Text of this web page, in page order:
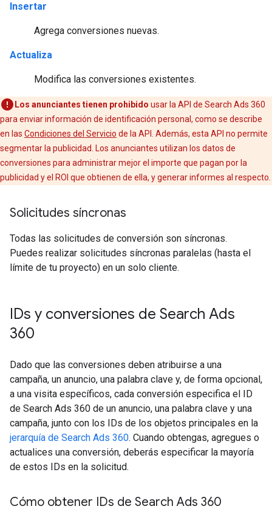
Insertar
Agrega conversiones nuevas.
Actualiza
Modifica las conversiones existentes.
Los anunciantes tienen prohibido usar la API de Search Ads 360
para enviar información de identificación personal, como se describe
en las Condiciones del Servicio de la API. Además, esta API no permite
segmentar la publicidad. Los anunciantes utilizan los datos de
conversiones para administrar mejor el importe que pagan por la
publicidad y el ROI que obtienen de ella, y generar informes al respecto.
Solicitudes síncronas
Todas las solicitudes de conversión son síncronas.
Puedes realizar solicitudes síncronas paralelas (hasta el
límite de tu proyecto) en un solo cliente.
IDs y conversiones de Search Ads
360
Dado que las conversiones deben atribuirse a una
campaña, un anuncio, una palabra clave y, de forma opcional,
a una visita específicos, cada conversión especifica el ID
de Search Ads 360 de un anuncio, una palabra clave y una
campaña, junto con los IDs de los objetos principales en la
jerarquía de Search Ads 360. Cuando obtengas, agregues o
actualices una conversión, deberás especificar la mayoría
de estos IDs en la solicitud.
Cómo obtener IDs de Search Ads 360